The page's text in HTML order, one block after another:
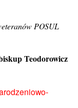
POSUL
Teodorowicz